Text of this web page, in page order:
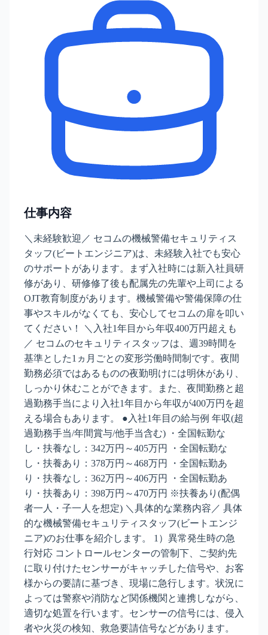
仕事内容
＼未経験歓迎／ セコムの機械警備セキュリティス
タッフ(ビートエンジニア)は、未経験入社でも安心
のサポートがあります。まず入社時には新入社員研
修があり、研修修了後も配属先の先輩や上司による
OJT教育制度があります。機械警備や警備保障の仕
事やスキルがなくても、安心してセコムの扉を叩い
てください！ ＼入社1年目から年収400万円超えも
／ セコムのセキュリティスタッフは、週39時間を
基準とした1ヵ月ごとの変形労働時間制です。夜間
勤務必須ではあるものの夜勤明けには明休があり、
しっかり休むことができます。また、夜間勤務と超
過勤務手当により入社1年目から年収が400万円を超
える場合もあります。 ●入社1年目の給与例 年収(超
過勤務手当/年間賞与/他手当含む) ・全国転勤な
し・扶養なし：342万円～405万円 ・全国転勤な
し・扶養あり：378万円～468万円 ・全国転勤あ
り・扶養なし：362万円～406万円 ・全国転勤あ
り・扶養あり：398万円～470万円 ※扶養あり(配偶
者一人・子一人を想定) ＼具体的な業務内容／ 具体
的な機械警備セキュリティスタッフ(ビートエンジ
ニア)のお仕事を紹介します。 1）異常発生時の急
行対応 コントロールセンターの管制下、ご契約先
に取り付けたセンサーがキャッチした信号や、お客
様からの要請に基づき、現場に急行します。状況に
よっては警察や消防など関係機関と連携しながら、
適切な処置を行います。センサーの信号には、侵入
者や火災の検知、救急要請信号などがあります。